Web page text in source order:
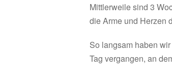
Mittlerweile sind 3
die Arme und Herzen
So langsam haben
Tag vergangen, an